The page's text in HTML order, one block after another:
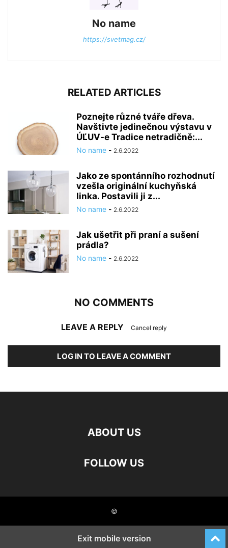
No name
https://svetmag.cz/
RELATED ARTICLES
Poznejte různé tváře dřeva.
Navštivte jedinečnou výstavu v
ÚĽUV-e Tradice netradičně:...
No name - 2.6.2022
Jako ze spontánního rozhodnutí
vzešla originální kuchyňská
linka. Postavili ji z...
No name - 2.6.2022
Jak ušetřit při praní a sušení
prádla?
No name - 2.6.2022
NO COMMENTS
LEAVE A REPLY Cancel reply
LOG IN TO LEAVE A COMMENT
ABOUT US
FOLLOW US
©
Exit mobile version